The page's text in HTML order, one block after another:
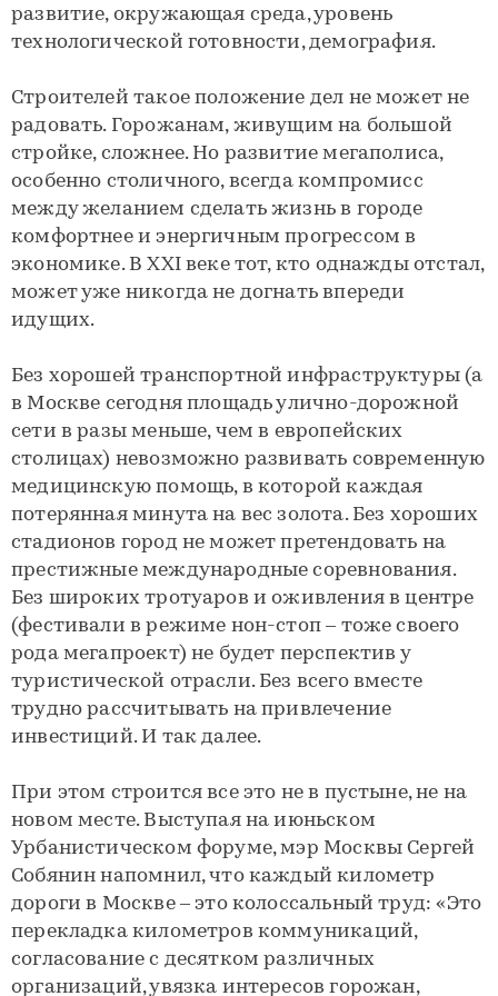
развитие, окружающая среда, уровень
технологической готовности, демография.
Строителей такое положение дел не может не
радовать. Горожанам, живущим на большой
стройке, сложнее. Но развитие мегаполиса,
особенно столичного, всегда компромисс
между желанием сделать жизнь в городе
комфортнее и энергичным прогрессом в
экономике. В XXI веке тот, кто однажды отстал,
может уже никогда не догнать впереди
идущих.
Без хорошей транспортной инфраструктуры (а
в Москве сегодня площадь улично-дорожной
сети в разы меньше, чем в европейских
столицах) невозможно развивать современную
медицинскую помощь, в которой каждая
потерянная минута на вес золота. Без хороших
стадионов город не может претендовать на
престижные международные соревнования.
Без широких тротуаров и оживления в центре
(фестивали в режиме нон-стоп – тоже своего
рода мегапроект) не будет перспектив у
туристической отрасли. Без всего вместе
трудно рассчитывать на привлечение
инвестиций. И так далее.
При этом строится все это не в пустыне, не на
новом месте. Выступая на июньском
Урбанистическом форуме, мэр Москвы Сергей
Собянин напомнил, что каждый километр
дороги в Москве – это колоссальный труд: «Это
перекладка километров коммуникаций,
согласование с десятком различных
организаций, увязка интересов горожан,